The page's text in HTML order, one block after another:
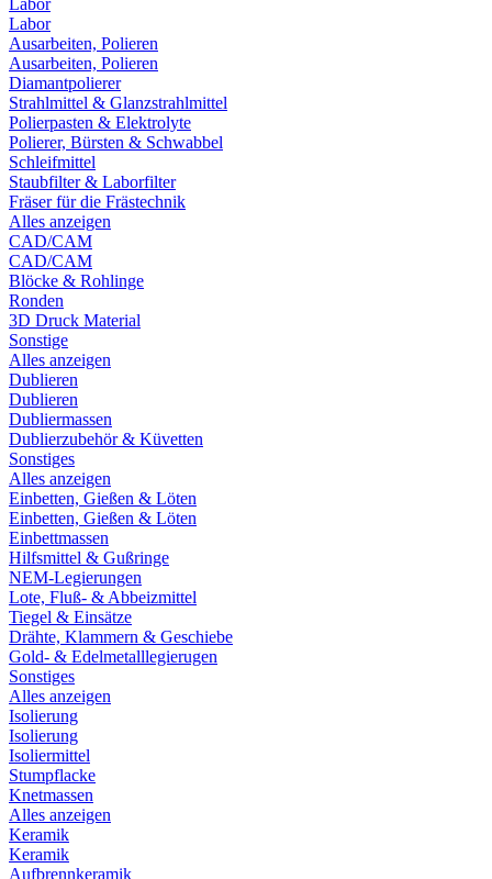
Labor
Labor
Ausarbeiten, Polieren
Ausarbeiten, Polieren
Diamantpolierer
Strahlmittel & Glanzstrahlmittel
Polierpasten & Elektrolyte
Polierer, Bürsten & Schwabbel
Schleifmittel
Staubfilter & Laborfilter
Fräser für die Frästechnik
Alles anzeigen
CAD/CAM
CAD/CAM
Blöcke & Rohlinge
Ronden
3D Druck Material
Sonstige
Alles anzeigen
Dublieren
Dublieren
Dubliermassen
Dublierzubehör & Küvetten
Sonstiges
Alles anzeigen
Einbetten, Gießen & Löten
Einbetten, Gießen & Löten
Einbettmassen
Hilfsmittel & Gußringe
NEM-Legierungen
Lote, Fluß- & Abbeizmittel
Tiegel & Einsätze
Drähte, Klammern & Geschiebe
Gold- & Edelmetalllegierugen
Sonstiges
Alles anzeigen
Isolierung
Isolierung
Isoliermittel
Stumpflacke
Knetmassen
Alles anzeigen
Keramik
Keramik
Aufbrennkeramik